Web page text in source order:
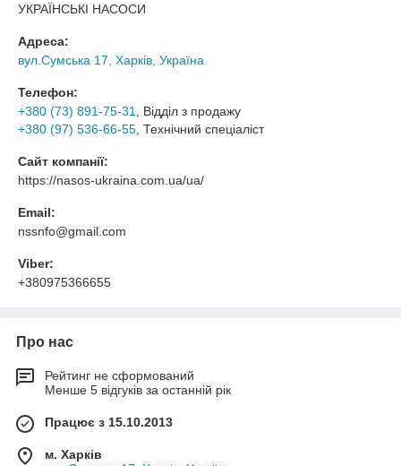
УКРАЇНСЬКІ НАСОСИ
Адреса:
вул.Сумська 17, Харків, Україна
Телефон:
+380 (73) 891-75-31
, Відділ з продажу
+380 (97) 536-66-55 , Технічний спеціаліст
Сайт компанії:
https://nasos-ukraina.com.ua/ua/
Email:
nssnfo@gmail.com
Viber:
+380975366655
Про нас
Рейтинг не сформований
Менше 5 відгуків за останній рік
Працює з 15.10.2013
м. Харків